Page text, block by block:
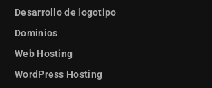
Desarrollo de logotipo
Dominios
Web Hosting
WordPress Hosting